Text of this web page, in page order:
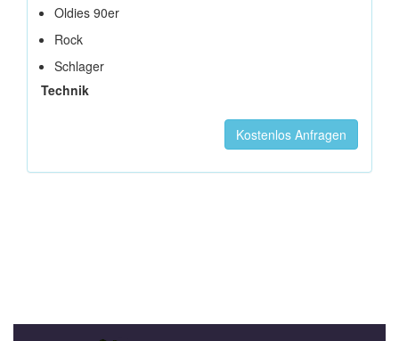
Oldies 90er
Rock
Schlager
Technik
Kostenlos Anfragen